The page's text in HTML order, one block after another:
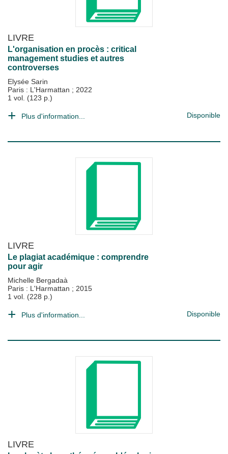
LIVRE
L'organisation en procès : critical
management studies et autres
controverses
Elysée Sarin
Paris : L'Harmattan ; 2022
1 vol. (123 p.)
Plus d'information... Disponible
LIVRE
Le plagiat académique : comprendre
pour agir
Michelle Bergadaà
Paris : L'Harmattan ; 2015
1 vol. (228 p.)
Plus d'information... Disponible
LIVRE